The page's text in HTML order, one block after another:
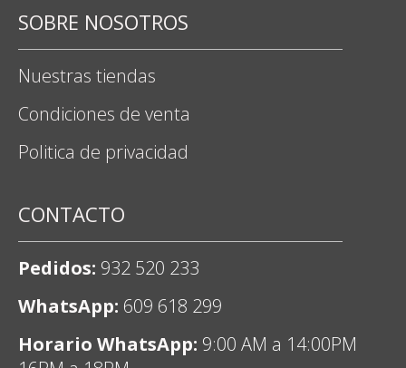
SOBRE NOSOTROS
Nuestras tiendas
Condiciones de venta
Politica de privacidad
CONTACTO
Pedidos: 932 520 233
WhatsApp: 609 618 299
Horario WhatsApp: 9:00 AM a 14:00PM